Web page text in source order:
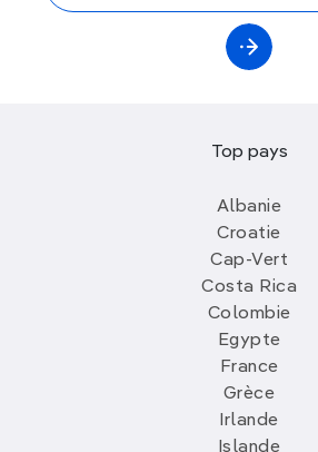
Top pays
Albanie
Croatie
Cap-Vert
Costa Rica
Colombie
Egypte
France
Grèce
Irlande
Islande